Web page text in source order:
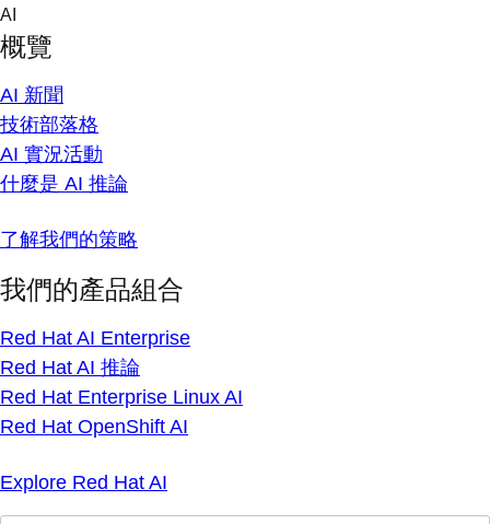
Skip
content
AI
概覽
AI 新聞
技術部落格
AI 實況活動
什麼是 AI 推論
了解我們的策略
我們的產品組合
Red Hat AI Enterprise
Red Hat AI 推論
Red Hat Enterprise Linux AI
Red Hat OpenShift AI
Explore Red Hat AI